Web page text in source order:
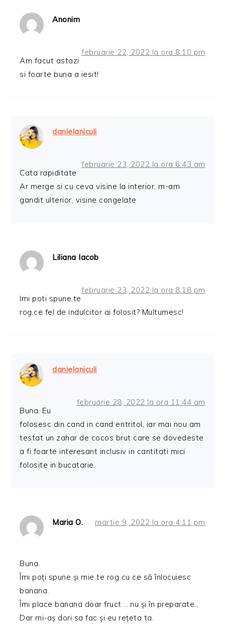
Anonim
februarie 22, 2022 la ora 8:10 pm
Am facut astazi
si foarte buna a iesit!
danielaniculi
februarie 23, 2022 la ora 6:43 am
Cata rapiditate
Ar merge si cu ceva visine la interior, m-am
gandit ulterior, visine congelate
Liliana Iacob
februarie 23, 2022 la ora 8:18 pm
Imi poti spune,te
rog,ce fel de indulcitor ai folosit? Multumesc!
danielaniculi
februarie 28, 2022 la ora 11:44 am
Buna. Eu
folosesc din cand in cand eritritol, iar mai nou am
testat un zahar de cocos brut care se dovedeste
a fi foarte interesant inclusiv in cantitati mici
folosite in bucatarie.
Maria O. martie 9, 2022 la ora 4:11 pm
Buna.
Îmi poți spune și mie te rog cu ce să înlocuiesc
banana.
Îmi place banana doar fruct ….nu și în preparate.,
Dar mi-aș dori sa fac și eu rețeta ta.